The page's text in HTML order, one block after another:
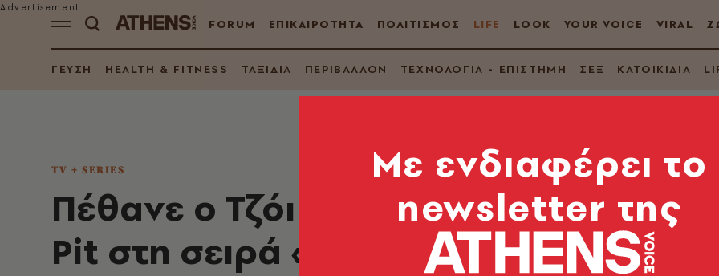
FORUM ΕΠΙΚΑΙΡΟΤΗΤΑ ΠΟΛΙΤΙΣΜΟΣ LIFE LOOK YOUR VOICE VIRAL
ΓΕΥΣΗ HEALTH & FITNESS ΤΑΞΙΔΙΑ ΠΕΡΙΒΑΛΛΟΝ ΤΕΧΝΟΛΟΓΙΑ - ΕΠΙΣΤΗΜΗ ΣΕΞ ΚΑΤΟΙΚΙΔΙΑ
TV + SERIES
Πέθανε ο Τζόι Τάτα, ο ιδιοκτήτης του
Pit στη σειρά «Beverly Hills 90210»
Mε ενδιαφέρει το
newsletter της